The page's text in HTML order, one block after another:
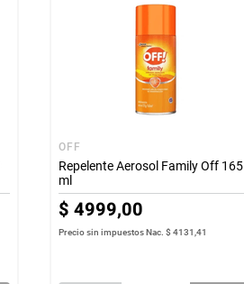
OFF
Repelente Aerosol Family Off 165
ml
$ 4999,00
Precio sin impuestos Nac.$ 4131,41